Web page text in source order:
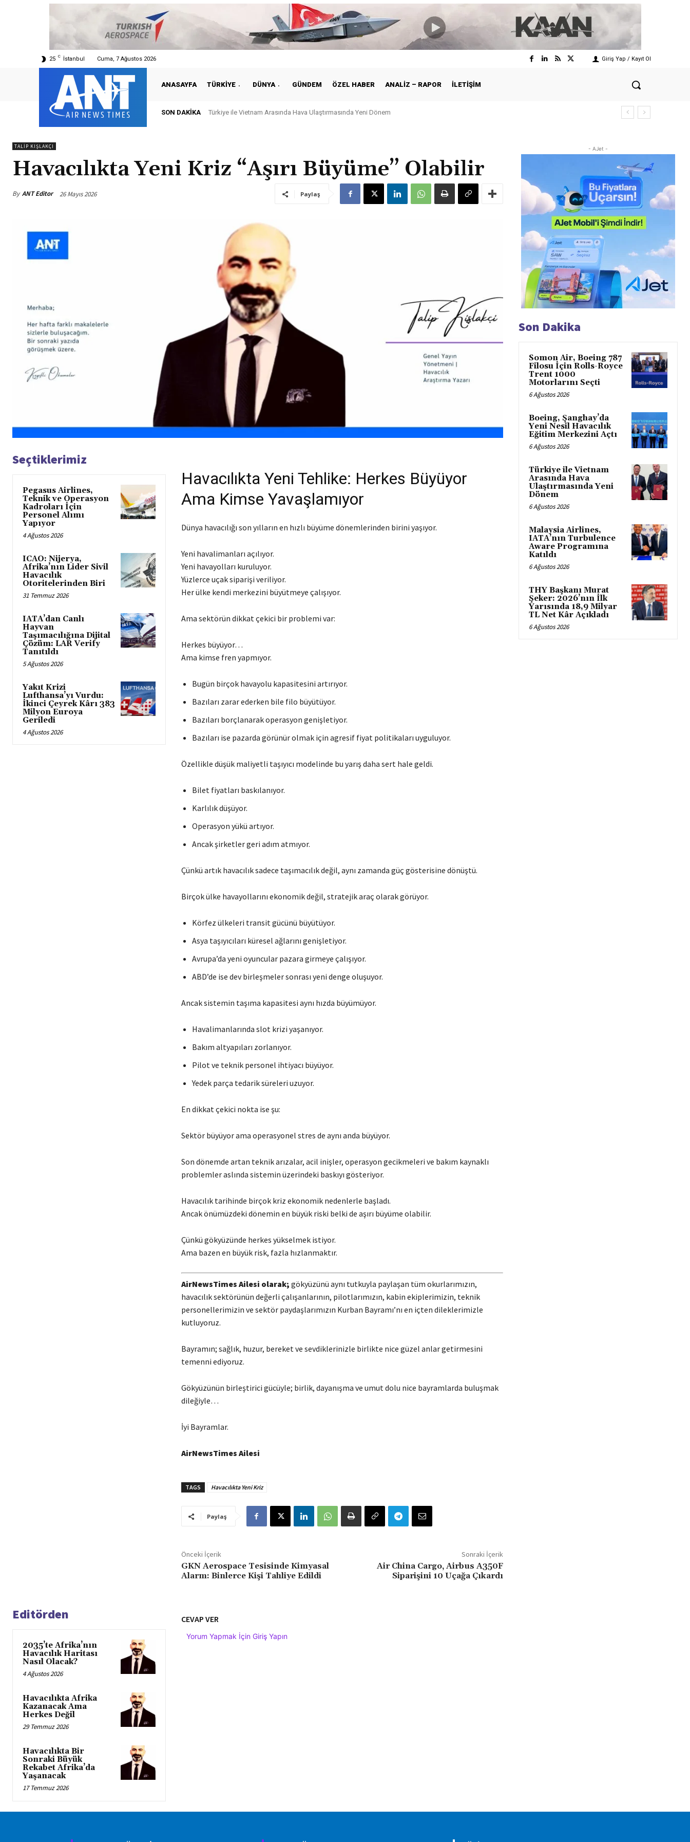
25 C İstanbul Cuma, 7 Ağustos 2026 Giriş Yap / Kayıt Ol
ANASAYFA TÜRKIYE DÜNYA GÜNDEM ÖZEL HABER ANALIZ – RAPOR İLETIŞIM
SON DAKIKA Türkiye ile Vietnam Arasında Hava Ulaştırmasında Yeni Dönem
TALIP KIŞLAKÇI
Havacılıkta Yeni Kriz “Aşırı Büyüme” Olabilir
By ANT Editor 26 Mayıs 2026 Paylaş
Seçtiklerimiz
Pegasus Airlines,
Teknik ve Operasyon
Kadroları İçin
Personel Alımı
Yapıyor
4 Ağustos 2026
ICAO: Nijerya,
Afrika’nın Lider Sivil
Havacılık
Otoritelerinden Biri
31 Temmuz 2026
IATA’dan Canlı
Hayvan
Taşımacılığına Dijital
Çözüm: LAR Verify
Tanıtıldı
5 Ağustos 2026
Yakıt Krizi
Lufthansa’yı Vurdu:
İkinci Çeyrek Kârı 383
Milyon Euroya
Geriledi
4 Ağustos 2026
Havacılıkta Yeni Tehlike: Herkes Büyüyor
Ama Kimse Yavaşlamıyor
Dünya havacılığı son yılların en hızlı büyüme dönemlerinden birini yaşıyor.
Yeni havalimanları açılıyor.
Yeni havayolları kuruluyor.
Yüzlerce uçak siparişi veriliyor.
Her ülke kendi merkezini büyütmeye çalışıyor.
Ama sektörün dikkat çekici bir problemi var:
Herkes büyüyor…
Ama kimse fren yapmıyor.
Bugün birçok havayolu kapasitesini artırıyor.
Bazıları zarar ederken bile filo büyütüyor.
Bazıları borçlanarak operasyon genişletiyor.
Bazıları ise pazarda görünür olmak için agresif fiyat politikaları uyguluyor.
Özellikle düşük maliyetli taşıyıcı modelinde bu yarış daha sert hale geldi.
Bilet fiyatları baskılanıyor.
Karlılık düşüyor.
Operasyon yükü artıyor.
Ancak şirketler geri adım atmıyor.
Çünkü artık havacılık sadece taşımacılık değil, aynı zamanda güç gösterisine dönüştü.
Birçok ülke havayollarını ekonomik değil, stratejik araç olarak görüyor.
Körfez ülkeleri transit gücünü büyütüyor.
Asya taşıyıcıları küresel ağlarını genişletiyor.
Avrupa’da yeni oyuncular pazara girmeye çalışıyor.
ABD’de ise dev birleşmeler sonrası yeni denge oluşuyor.
Ancak sistemin taşıma kapasitesi aynı hızda büyümüyor.
Havalimanlarında slot krizi yaşanıyor.
Bakım altyapıları zorlanıyor.
Pilot ve teknik personel ihtiyacı büyüyor.
Yedek parça tedarik süreleri uzuyor.
En dikkat çekici nokta ise şu:
Sektör büyüyor ama operasyonel stres de aynı anda büyüyor.
Son dönemde artan teknik arızalar, acil inişler, operasyon gecikmeleri ve bakım kaynaklı
problemler aslında sistemin üzerindeki baskıyı gösteriyor.
Havacılık tarihinde birçok kriz ekonomik nedenlerle başladı.
Ancak önümüzdeki dönemin en büyük riski belki de aşırı büyüme olabilir.
Çünkü gökyüzünde herkes yükselmek istiyor.
Ama bazen en büyük risk, fazla hızlanmaktır.
AirNewsTimes Ailesi olarak; gökyüzünü aynı tutkuyla paylaşan tüm okurlarımızın,
havacılık sektörünün değerli çalışanlarının, pilotlarımızın, kabin ekiplerimizin, teknik
personellerimizin ve sektör paydaşlarımızın Kurban Bayramı’nı en içten dileklerimizle
kutluyoruz.
Bayramın; sağlık, huzur, bereket ve sevdiklerinizle birlikte nice güzel anlar getirmesini
temenni ediyoruz.
Gökyüzünün birleştirici gücüyle; birlik, dayanışma ve umut dolu nice bayramlarda buluşmak
dileğiyle…
İyi Bayramlar.
AirNewsTimes Ailesi
TAGS Havacılıkta Yeni Kriz
Paylaş
Önceki İçerik
GKN Aerospace Tesisinde Kimyasal
Alarm: Binlerce Kişi Tahliye Edildi
Sonraki İçerik
Air China Cargo, Airbus A350F
Siparişini 10 Uçağa Çıkardı
Editörden
2035’te Afrika’nın
Havacılık Haritası
Nasıl Olacak?
4 Ağustos 2026
Havacılıkta Afrika
Kazanacak Ama
Herkes Değil
29 Temmuz 2026
Havacılıkta Bir
Sonraki Büyük
Rekabet Afrika’da
Yaşanacak
17 Temmuz 2026
CEVAP VER
Yorum Yapmak İçin Giriş Yapın
- AJet -
Son Dakika
Somon Air, Boeing 787
Filosu İçin Rolls-Royce
Trent 1000
Motorlarını Seçti
6 Ağustos 2026
Boeing, Şanghay’da
Yeni Nesil Havacılık
Eğitim Merkezini Açtı
6 Ağustos 2026
Türkiye ile Vietnam
Arasında Hava
Ulaştırmasında Yeni
Dönem
6 Ağustos 2026
Malaysia Airlines,
IATA’nın Turbulence
Aware Programına
Katıldı
6 Ağustos 2026
THY Başkanı Murat
Şeker: 2026’nın İlk
Yarısında 18,9 Milyar
TL Net Kâr Açıkladı
6 Ağustos 2026